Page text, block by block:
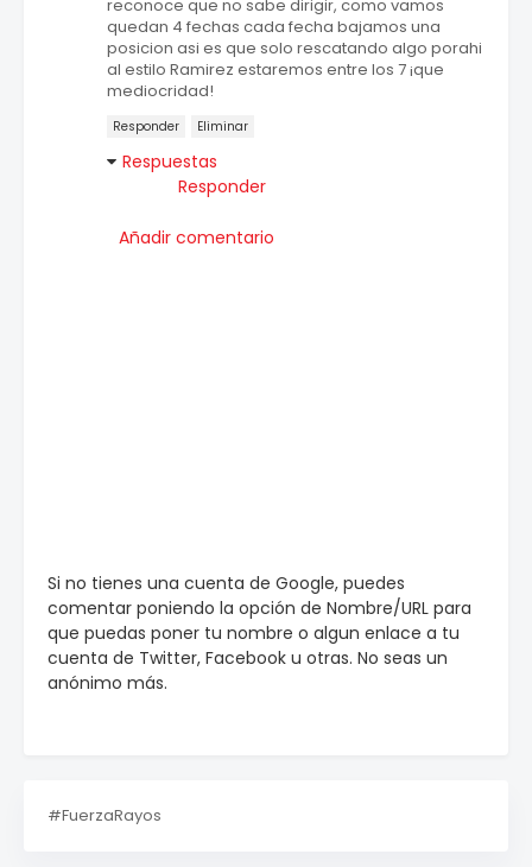
reconoce que no sabe dirigir, como vamos
quedan 4 fechas cada fecha bajamos una
posicion asi es que solo rescatando algo porahi
al estilo Ramirez estaremos entre los 7 ¡que
mediocridad!
Responder Eliminar
Respuestas
Responder
Añadir comentario
Si no tienes una cuenta de Google, puedes
comentar poniendo la opción de Nombre/URL para
que puedas poner tu nombre o algun enlace a tu
cuenta de Twitter, Facebook u otras. No seas un
anónimo más.
#FuerzaRayos